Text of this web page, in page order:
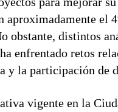
aproximadamente el
obstante, distintos
enfrentado retos
y la participación de
vigente en la